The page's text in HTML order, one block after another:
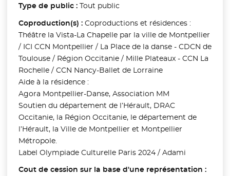
Type de public : Tout public
Coproduction(s) : Coproductions et résidences :
Théâtre la Vista-La Chapelle par la ville de Montpellier
/ ICI CCN Montpellier / La Place de la danse - CDCN de
Toulouse / Région Occitanie / Mille Plateaux - CCN La
Rochelle / CCN Nancy-Ballet de Lorraine
Aide à la résidence :
Agora Montpellier-Danse, Association MM
Soutien du département de l’Hérault, DRAC
Occitanie, la Région Occitanie, le département de
l’Hérault, la Ville de Montpellier et Montpellier
Métropole.
Label Olympiade Culturelle Paris 2024 / Adami
Cout de cession sur la base d'une représentation :